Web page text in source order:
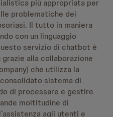
più appropriata per
problematiche dei
Il tutto in maniera
con un linguaggio
servizio di chatbot è
alla collaborazione
che utilizza la
consolidato sistema di
di processare e gestire
moltitudine di
agli utenti e